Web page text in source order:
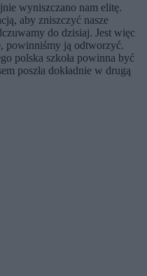
wyniszczano nam elitę.
aby zniszczyć nasze
do dzisiaj. Jest więc
powinniśmy ją odtworzyć.
polska szkoła powinna być
poszła dokładnie w drugą